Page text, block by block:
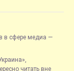
в сфере медиа —
читать вне